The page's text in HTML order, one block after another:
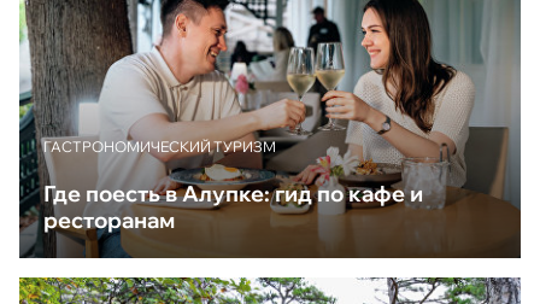
ГАСТРОНОМИЧЕСКИЙ ТУРИЗМ
Где поесть в Алупке: гид по кафе и
ресторанам